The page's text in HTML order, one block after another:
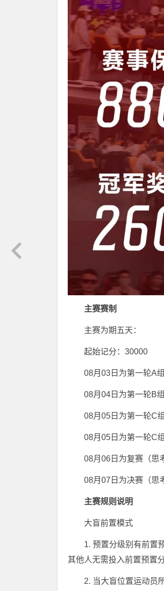
主赛赛制
主赛为期五天：
起始记分：30000
08月03日为第一轮A
08月04日为第一轮B
08月05日为第一轮C
08月05日为第一轮C
08月06日为复赛（思
08月07日为决赛（思
主赛规则说明
大盲前置模式
1. 预置分级别有前置
其他人无需投入前置预置分
2. 当大盲位置运动员